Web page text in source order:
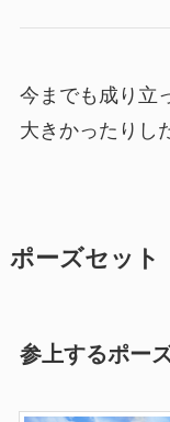
今までも成り立
大きかったりし
ポーズセット
参上するポー